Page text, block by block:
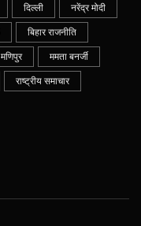
दिल्ली नरेंद्र मोदी
बिहार राजनीति
मणिपुर ममता बनर्जी
राष्ट्रीय समाचार